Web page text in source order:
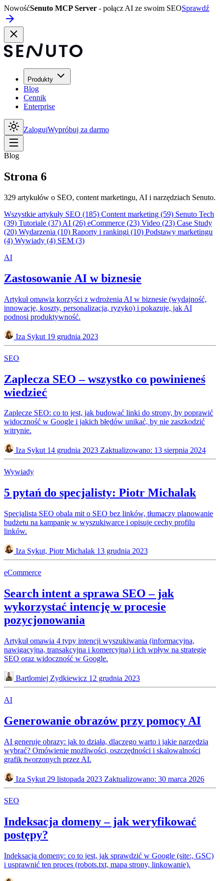
NowośćSenuto MCP Server - połącz AI ze swoim SEOSprawdź
Produkty
Blog
Cennik
Enterprise
ZalogujWypróbuj za darmo
Blog
Strona 6
329 artykułów o SEO, content marketingu, AI i narzędziach Senuto.
Wszystkie artykuły SEO (185) Content marketing (59) Senuto Tech
(39) Tutoriale (37) AI (26) eCommerce (23) Video (23) Case Study
(20) Wydarzenia (10) Raporty i rankingi (10) Podstawy marketingu
(4) Wywiady (4) SEM (3)
AI
Zastosowanie AI w biznesie
Artykuł omawia korzyści z wdrożenia AI w biznesie (wydajność,
innowacje, koszty, personalizacja, ryzyko) i pokazuje, jak AI
podnosi produktywność.
Iza Sykut 19 grudnia 2023
SEO
Zaplecza SEO – wszystko co powinieneś
wiedzieć
Zaplecze SEO: co to jest, jak budować linki do strony, by poprawić
widoczność w Google i jakich błędów unikać, by nie zaszkodzić
witrynie.
Iza Sykut 14 grudnia 2023 Zaktualizowano: 13 sierpnia 2024
Wywiady
5 pytań do specjalisty: Piotr Michalak
Specjalista SEO obala mit o SEO bez linków, tłumaczy planowanie
budżetu na kampanię w wyszukiwarce i opisuje cechy profilu
linków.
Iza Sykut, Piotr Michalak 13 grudnia 2023
eCommerce
Search intent a sprawa SEO – jak
wykorzystać intencję w procesie
pozycjonowania
Artykuł omawia 4 typy intencji wyszukiwania (informacyjna,
nawigacyjna, transakcyjna i komercyjna) i ich wpływ na strategię
SEO oraz widoczność w Google.
Bartlomiej Zydkiewicz 12 grudnia 2023
AI
Generowanie obrazów przy pomocy AI
AI generuje obrazy: jak to działa, dlaczego warto i jakie narzędzia
wybrać? Omówienie możliwości, oszczędności i skalowalności
grafik tworzonych przez AI.
Iza Sykut 29 listopada 2023 Zaktualizowano: 30 marca 2026
SEO
Indeksacja domeny – jak weryfikować
postępy?
Indeksacja domeny: co to jest, jak sprawdzić w Google (site:, GSC)
i usprawnić ten proces (robots.txt, mapa strony, linkowanie).